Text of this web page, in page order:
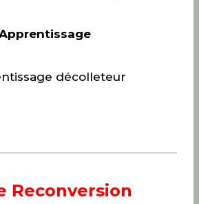
décolleteur
Reconversion